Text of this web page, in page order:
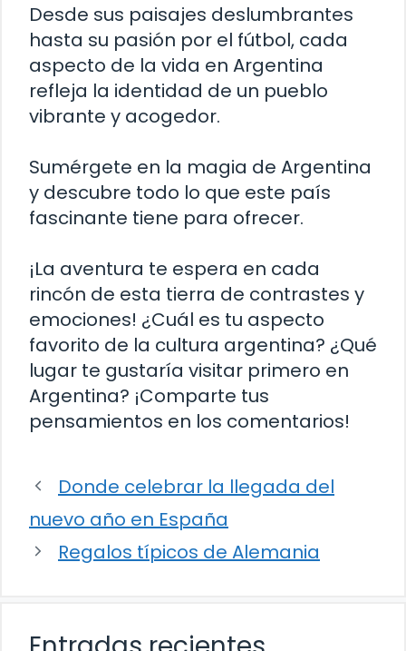
Desde sus paisajes deslumbrantes
hasta su pasión por el fútbol, cada
aspecto de la vida en Argentina
refleja la identidad de un pueblo
vibrante y acogedor.
Sumérgete en la magia de Argentina
y descubre todo lo que este país
fascinante tiene para ofrecer.
¡La aventura te espera en cada
rincón de esta tierra de contrastes y
emociones! ¿Cuál es tu aspecto
favorito de la cultura argentina? ¿Qué
lugar te gustaría visitar primero en
Argentina? ¡Comparte tus
pensamientos en los comentarios!
Donde celebrar la llegada del
nuevo año en España
Regalos típicos de Alemania